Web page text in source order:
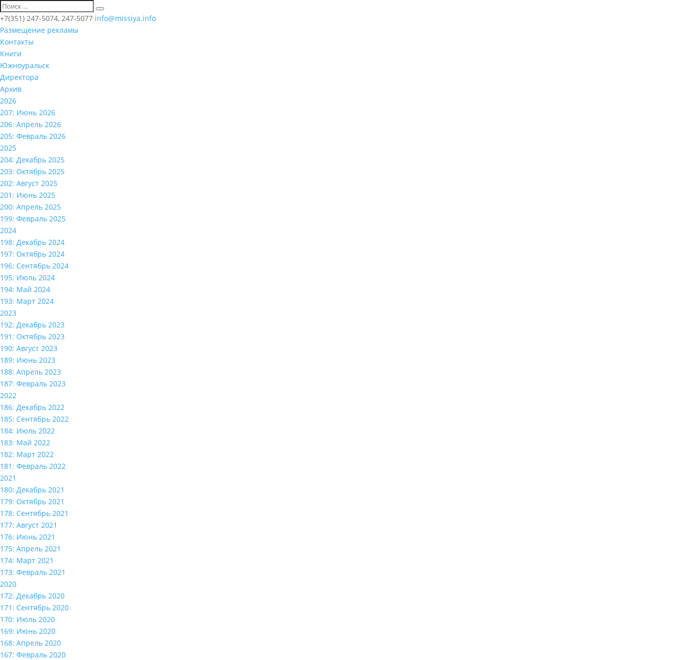
+7(351) 247-5074, 247-5077 info@missiya.info
Размещение рекламы
Контакты
Книги
Южноуральск
Директора
Архив
2026
207: Июнь 2026
206: Апрель 2026
205: Февраль 2026
2025
204: Декабрь 2025
203: Октябрь 2025
202: Август 2025
201: Июнь 2025
200: Апрель 2025
199: Февраль 2025
2024
198: Декабрь 2024
197: Октябрь 2024
196: Сентябрь 2024
195: Июль 2024
194: Май 2024
193: Март 2024
2023
192: Декабрь 2023
191: Октябрь 2023
190: Август 2023
189: Июнь 2023
188: Апрель 2023
187: Февраль 2023
2022
186: Декабрь 2022
185: Сентябрь 2022
184: Июль 2022
183: Май 2022
182: Март 2022
181: Февраль 2022
2021
180: Декабрь 2021
179: Октябрь 2021
178: Сентябрь 2021
177: Август 2021
176: Июнь 2021
175: Апрель 2021
174: Март 2021
173: Февраль 2021
2020
172: Декабрь 2020
171: Сентябрь 2020
170: Июль 2020
169: Июнь 2020
168: Апрель 2020
167: Февраль 2020